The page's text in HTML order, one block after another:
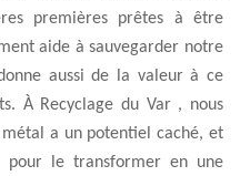
premières prêtes à être
aide à sauvegarder notre
aussi de la valeur à ce
À Recyclage du Var , nous
a un potentiel caché, et
pour le transformer en une